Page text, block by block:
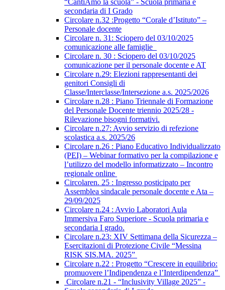
“CantiAmo la scuola” - Scuola primaria e
secondaria di I Grado
Circolare n.32 :Progetto “Corale d’Istituto” –
Personale docente
Circolare n. 31: Sciopero del 03/10/2025
comunicazione alle famiglie
Circolare n. 30 : Sciopero del 03/10/2025
comunicazione per il personale docente e AT
Circolare n.29: Elezioni rappresentanti dei
genitori Consigli di
Classe/Interclasse/Intersezione a.s. 2025/2026
Circolare n.28 : Piano Triennale di Formazione
del Personale Docente triennio 2025/28 -
Rilevazione bisogni formativi.
Circolare n.27: Avvio servizio di refezione
scolastica a.s. 2025/26
Circolare n.26 : Piano Educativo Individualizzato
(PEI) – Webinar formativo per la compilazione e
l’utilizzo del modello informatizzato – Incontro
regionale online
Circolaren. 25 : Ingresso posticipato per
Assemblea sindacale personale docente e Ata –
29/09/2025
Circolare n.24 : Avvio Laboratori Aula
Immersiva Faro Superiore - Scuola primaria e
secondaria I grado.
Circolare n.23: XIV Settimana della Sicurezza –
Esercitazioni di Protezione Civile “Messina
RISK SIS.MA. 2025”
Circolare n.22 : Progetto “Crescere in equilibrio:
promuovere l’Indipendenza e l’Interdipendenza”
Circolare n.21 - “Inclusivity Village 2025” -